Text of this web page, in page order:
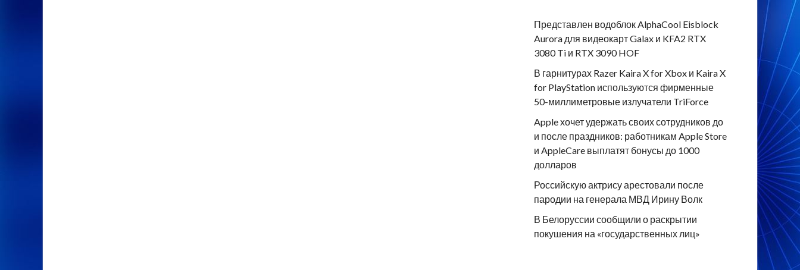
Представлен водоблок AlphaCool Eisblock
Aurora для видеокарт Galax и KFA2 RTX
3080 Ti и RTX 3090 HOF
В гарнитурах Razer Kaira X for Xbox и Kaira X
for PlayStation используются фирменные
50-миллиметровые излучатели TriForce
Apple хочет удержать своих сотрудников до
и после праздников: работникам Apple Store
и AppleCare выплатят бонусы до 1000
долларов
Российскую актрису арестовали после
пародии на генерала МВД Ирину Волк
В Белоруссии сообщили о раскрытии
покушения на «государственных лиц»